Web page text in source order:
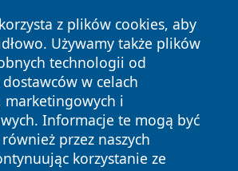
z plików cookies, aby
Używamy także plików
technologii od
w celach
marketingowych i
Informacje te mogą być
przez naszych
korzystanie ze
Wszystkie prawa zastrzeżone.